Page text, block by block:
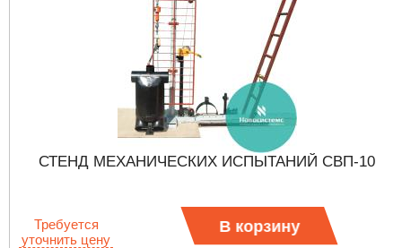
СТЕНД МЕХАНИЧЕСКИХ ИСПЫТАНИЙ СВП-10
Требуется
уточнить цену
В корзину